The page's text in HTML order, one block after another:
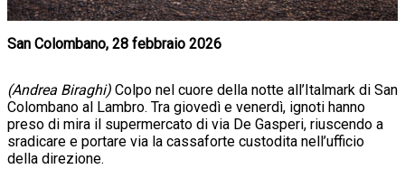
San Colombano, 28 febbraio 2026
(Andrea Biraghi) Colpo nel cuore della notte all’Italmark di San
Colombano al Lambro. Tra giovedì e venerdì, ignoti hanno
preso di mira il supermercato di via De Gasperi, riuscendo a
sradicare e portare via la cassaforte custodita nell’ufficio
della direzione.